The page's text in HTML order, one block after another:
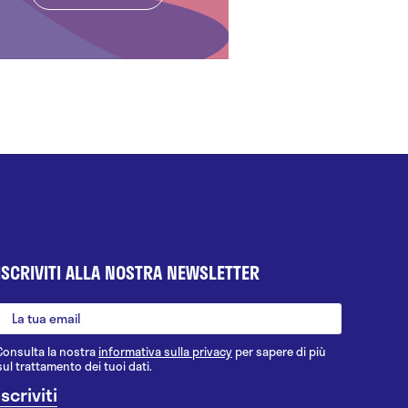
ALLA NOSTRA NEWSLETTER
la nostrainformativa sulla privacy per sapere di più
trattamento dei tuoi dati.